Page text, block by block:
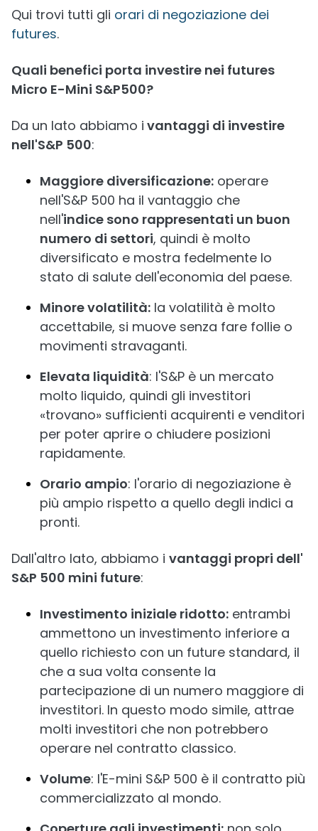
Qui trovi tutti gli orari di negoziazione dei
futures.
Quali benefici porta investire nei futures
Micro E-Mini S&P500?
Da un lato abbiamo i vantaggi di investire
nell'S&P 500:
Maggiore diversificazione: operare
nell'S&P 500 ha il vantaggio che
nell'indice sono rappresentati un buon
numero di settori, quindi è molto
diversificato e mostra fedelmente lo
stato di salute dell'economia del paese.
Minore volatilità: la volatilità è molto
accettabile, si muove senza fare follie o
movimenti stravaganti.
Elevata liquidità: l'S&P è un mercato
molto liquido, quindi gli investitori
«trovano» sufficienti acquirenti e venditori
per poter aprire o chiudere posizioni
rapidamente.
Orario ampio: l'orario di negoziazione è
più ampio rispetto a quello degli indici a
pronti.
Dall'altro lato, abbiamo i vantaggi propri dell'
S&P 500 mini future:
Investimento iniziale ridotto: entrambi
ammettono un investimento inferiore a
quello richiesto con un future standard, il
che a sua volta consente la
partecipazione di un numero maggiore di
investitori. In questo modo simile, attrae
molti investitori che non potrebbero
operare nel contratto classico.
Volume: l'E-mini S&P 500 è il contratto più
commercializzato al mondo.